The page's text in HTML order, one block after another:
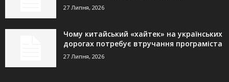
27 Липня, 2026
Чому китайський «хайтек» на українських
дорогах потребує втручання програміста
27 Липня, 2026